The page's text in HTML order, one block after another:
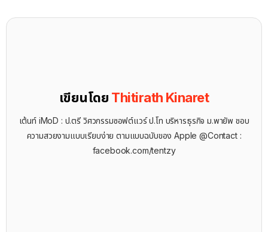
เขียนโดย Thitirath Kinaret
เต้นท์ iMoD : ป.ตรี วิศวกรรมซอฟต์แวร์ ป.โท บริหารธุรกิจ ม.พายัพ ชอบ
ความสวยงามแบบเรียบง่าย ตามแบบฉบับของ Apple @Contact :
facebook.com/tentzy